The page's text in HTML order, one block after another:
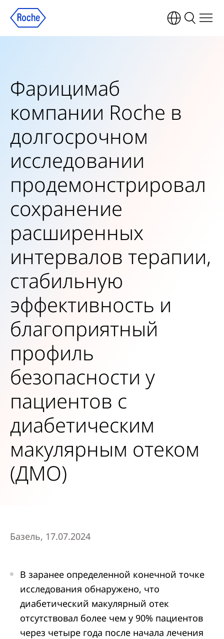
Фарицимаб
компании Roche в
долгосрочном
исследовании
продемонстрировал
сохранение
расширенных
интервалов терапии,
стабильную
эффективность и
благоприятный
профиль
безопасности у
пациентов с
диабетическим
макулярным отеком
(ДМО)
Базель, 17.07.2024
В заранее определенной конечной точке
исследования обнаружено, что
диабетический макулярный отек
отсутствовал более чем у 90% пациентов
через четыре года после начала лечения